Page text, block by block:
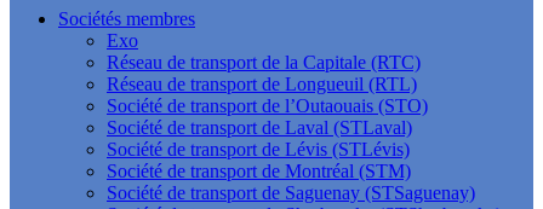
Sociétés membres
Exo
Réseau de transport de la Capitale (RTC)
Réseau de transport de Longueuil (RTL)
Société de transport de l’Outaouais (STO)
Société de transport de Laval (STLaval)
Société de transport de Lévis (STLévis)
Société de transport de Montréal (STM)
Société de transport de Saguenay (STSaguenay)